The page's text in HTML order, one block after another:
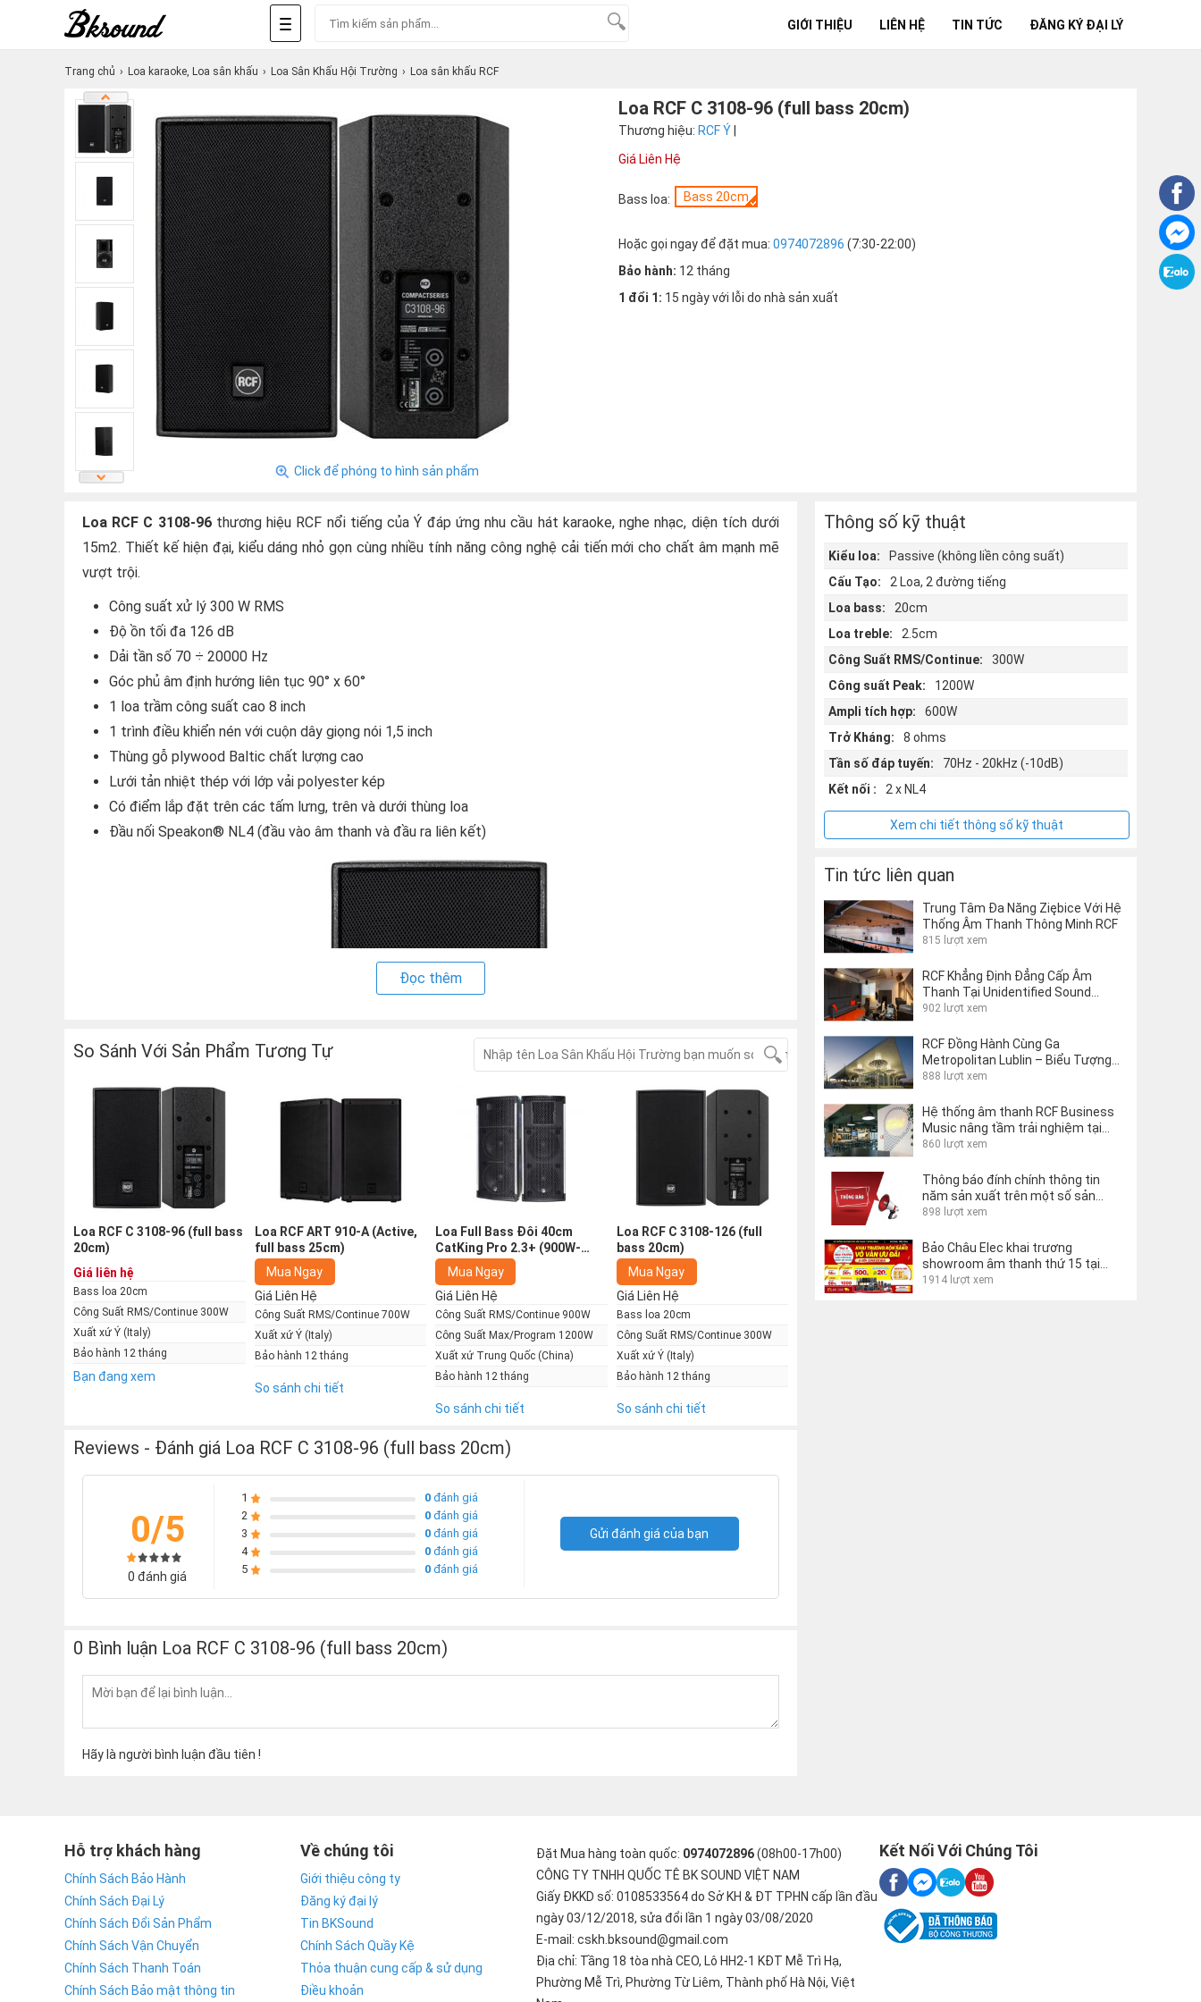
GIỚI THIỆU LIÊN HỆ TIN TỨC ĐĂNG KÝ ĐẠI LÝ
Trang chủ Loa karaoke, Loa sân khấu Loa Sân Khấu Hội Trường Loa sân khấu RCF
Click để phóng to hình sản phẩm
Loa RCF C 3108-96 (full bass 20cm)
Thương hiệu: RCF Ý
Giá Liên Hệ
Bass loa: Bass 20cm
Hoặc gọi ngay để đặt mua: 0974072896 (7:30-22:00)
Bảo hành: 12 tháng
1 đổi 1: 15 ngày với lỗi do nhà sản xuất
Loa RCF C 3108-96thương hiệu RCF nổi tiếng của Ý đáp ứng nhu cầu hát karaoke, nghe nhạc, diện tích dưới
15m2. Thiết kế hiện đại, kiểu dáng nhỏ gọn cùng nhiều tính năng công nghệ cải tiến mới cho chất âm mạnh mẽ
vượt trội.
Công suất xử lý 300 W RMS
Độ ồn tối đa 126 dB
Dải tần số 70 ÷ 20000 Hz
Góc phủ âm định hướng liên tục 90° x 60°
1 loa trầm công suất cao 8 inch
1 trình điều khiển nén với cuộn dây giọng nói 1,5 inch
Thùng gỗ plywood Baltic chất lượng cao
Lưới tản nhiệt thép với lớp vải polyester kép
Có điểm lắp đặt trên các tấm lưng, trên và dưới thùng loa
Đầu nối Speakon® NL4 (đầu vào âm thanh và đầu ra liên kết)
C3108-96 là một hệ thống loa hai chiều đa dụng có độ phân tán rộng, chiều cao thấp, dành cho các ứng dụng
gần trường. Kích thước nhỏ gọn của nó làm cho nó lý tưởng để lắp đặt trên tường bên mặt bên ít thấy.
Phần tần số cao là một loa horn định hướng liên tục được tải với trình điều khiển nén 1 inch với bộ phận màng 1,5
inch cho độ phân tán rộng mượt mà. Trình điều khiển tần số thấp là một loa trầm 8 inch với cuộn dây giọng nói 2
Kiểu Loa: Passive (Không có công suất)
Sử dụng cho phòng: Dưới 15m2
Cấu tạo: 2 Loa, 2 đường tiếng
Loa Bass: 20cm
Thông tin bass loa: Cuộn âm 5.08cm chịu nhiệt cao
Loa treble: 1 loa 2.5cm
Công suất Peak: 1200W
Amply khuyên dùng: 600W
Trở kháng: 8ohms
Tần số đáp tuyến: 70Hz - 20kHz (-10dB)
Độ nhạy (1w @ 1m): 95dB
Vỏ loa: Gỗ ép bạch dương
Kiểu Dáng: Loa Đứng
Kích thước (Rộng x Cao x Sâu): 242 x 427 x 263 mm
Trọng lượng: 12.2 kg/ loa
Đọc thêm
So Sánh Với Sản Phẩm Tương Tự
Loa RCF C 3108-96 (full bass
20cm)
Giá liên hệ
Bass loa 20cm
Công Suất RMS/Continue 300W
Xuất xứ Ý (Italy)
Bảo hành 12 tháng
Bạn đang xem
Loa RCF ART 910-A (Active,
full bass 25cm)
Mua Ngay
Giá Liên Hệ
Công Suất RMS/Continue 700W
Xuất xứ Ý (Italy)
Bảo hành 12 tháng
So sánh chi tiết
Loa Full Bass Đôi 40cm
CatKing Pro 2.3+ (900W-
1200W)
Mua Ngay
Giá Liên Hệ
Công Suất RMS/Continue 900W
Công Suất Max/Program 1200W
Xuất xứ Trung Quốc (China)
Bảo hành 12 tháng
So sánh chi tiết
Loa RCF C 3108-126 (full
bass 20cm)
Mua Ngay
Giá Liên Hệ
Bass loa 20cm
Công Suất RMS/Continue 300W
Xuất xứ Ý (Italy)
Bảo hành 12 tháng
So sánh chi tiết
Reviews - Đánh giá Loa RCF C 3108-96 (full bass 20cm)
0/5
0 đánh giá
1 0đánh giá
2
0đánh giá
3
0đánh giá
4
0đánh giá
5
0đánh giá
Gửi đánh giá của bạn
0 Bình luận Loa RCF C 3108-96 (full bass 20cm)
Hãy là người bình luận đầu tiên !
Thông số kỹ thuật
Kiểu loa:
Passive (không liền công suất)
Cấu Tạo:
2 Loa, 2 đường tiếng
Loa bass:
20cm
Loa treble:
2.5cm
Công Suất RMS/Continue:
300W
Công suất Peak:
1200W
Ampli tích hợp:
600W
Trở Kháng:
8 ohms
Tần số đáp tuyến:
70Hz - 20kHz (-10dB)
Kết nối :
2 x NL4
Xem chi tiết thông số kỹ thuật
Tin tức liên quan
Trung Tâm Đa Năng Ziębice Với Hệ
Thống Âm Thanh Thông Minh RCF
815 lượt xem
RCF Khẳng Định Đẳng Cấp Âm
Thanh Tại Unidentified Sound
Object Studio Của Matteo Milani
902 lượt xem
RCF Đồng Hành Cùng Ga
Metropolitan Lublin – Biểu Tượng
Kiến Trúc Giao Thông Thế Giới
888 lượt xem
Hệ thống âm thanh RCF Business
Music nâng tầm trải nghiệm tại
Lecco Hostel, Ý
860 lượt xem
Thông báo đính chính thông tin
năm sản xuất trên một số sản
phẩm
898 lượt xem
Bảo Châu Elec khai trương
showroom âm thanh thứ 15 tại
Buôn Ma Thuột
1914 lượt xem
Hỗ trợ khách hàng
Chính Sách Bảo Hành
Chính Sách Đại Lý
Chính Sách Đổi Sản Phẩm
Chính Sách Vận Chuyển
Chính Sách Thanh Toán
Chính Sách Bảo mật thông tin
Về chúng tôi
Giới thiệu công ty
Đăng ký đại lý
Tin BKSound
Chính Sách Quầy Kệ
Thỏa thuận cung cấp & sử dụng
Điều khoản
Đặt Mua hàng toàn quốc: 0974072896(08h00-17h00)
CÔNG TY TNHH QUỐC TÊ BK SOUND VIỆT NAM
Giấy ĐKKD số: 0108533564 do Sở KH & ĐT TPHN cấp lần đầu
ngày 03/12/2018, sửa đổi lần 1 ngày 03/08/2020
E-mail: cskh.bksound@gmail.com
Địa chỉ: Tầng 18 tòa nhà CEO, Lô HH2-1 KĐT Mễ Trì Hạ,
Phường Mễ Trì, Phường Từ Liêm, Thành phố Hà Nội, Việt
Kết Nối Với Chúng Tôi